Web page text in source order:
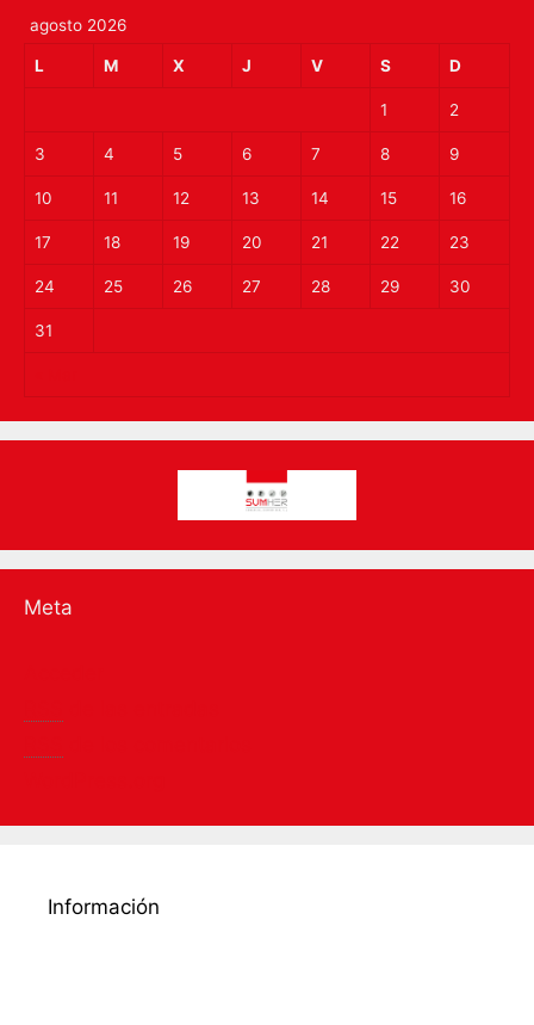
agosto 2026
L M X J V S D
1 2
3 4 5 6 7 8 9
10 11 12 13 14 15 16
17 18 19 20 21 22 23
24 25 26 27 28 29 30
31
Meta
Información